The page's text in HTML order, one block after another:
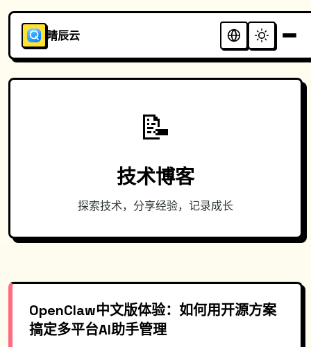
晴辰云
📝
技术博客
探索技术，分享经验，记录成长
OpenClaw中文版体验：如何用开源方案
搞定多平台AI助手管理